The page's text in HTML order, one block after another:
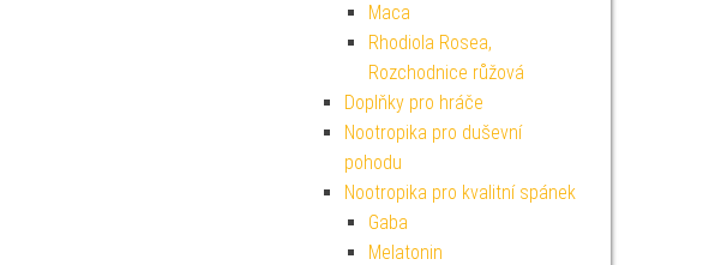
Maca
Rhodiola Rosea,
Rozchodnice růžová
Doplňky pro hráče
Nootropika pro duševní
pohodu
Nootropika pro kvalitní spánek
Gaba
Melatonin